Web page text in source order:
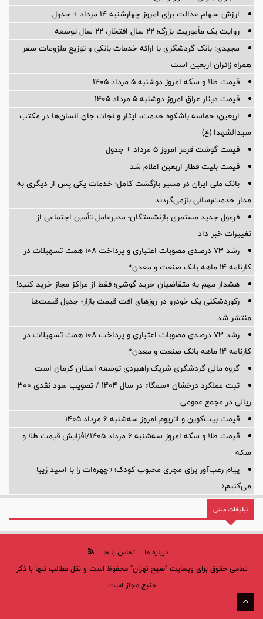
ارزش سهام عدالت برای امروز چهارشنبه ۱۴ مرداد + جدول
روایت یک مأموریت بزرگ؛ ۲۲ سال افتخار، ۲۲ سال توسعه
مجیدی: بانک گردشگری با ارائه خدمات بانکی و توزیع ملزومات سفر
همراه زائران اربعین است
قیمت طلا و سکه امروز دوشنبه ۵ مرداد ۱۴۰۵
قیمت دینار عراق امروز دوشنبه ۵ مرداد ۱۴۰۵
اربعین؛ حماسه باشکوه خدمت، ایثار و نجات جان انسان‌ها در مکتب
سیدالشهدا (ع)
قیمت گوشت قرمز امروز ۵ مرداد + جدول
قیمت بلیت قطار اربعین اعلام شد
بانک ملی ایران در مسیر بازگشت کامل؛ خدمات یکی پس از دیگری به
مدار خدمت‌رسانی بازمی‌گردند
فرمول جدید مستمری بازنشستگان؛ مدیرعامل تأمین اجتماعی از
تغییرات خبر داد
رشد ۷۳ درصدی مصوبات اعتباری و پرداخت ۱۰۸ همت تسهیلات در
کارنامه ۱۴ ماهه بانک صنعت و معدن*
هشدار مهم به متقاضیان خرید گوشی؛ فقط از مراکز مجاز خرید کنید!
رکوردشکنی یک خودرو در روزهای افت قیمت بازار؛ جدول قیمت‌ها
منتشر شد
رشد ۷۳ درصدی مصوبات اعتباری و پرداخت ۱۰۸ همت تسهیلات در
کارنامه ۱۴ ماهه بانک صنعت و معدن*
گروه مالی گردشگری شریک راهبردی توسعه استان کرمان است
ثبت عملکرد درخشان «سمگا» در سال ۱۴۰۴ / تصویب سود نقدی ۳۰۰
ریالی در مجمع عمومی
قیمت بیت‌کوین و اتریوم امروز سه‌شنبه ۶ مرداد ۱۴۰۵
قیمت طلا و سکه امروز سه‌شنبه ۶ مرداد ۱۴۰۵/افزایش قیمت طلا و
سکه
پیام رعب‌آور برای مجری محبوب کودک؛ «چهره‌ات را با اسید زیبا
می‌کنیم»
تبلیغات متنی
درباره ما
تماس با ما
تمامی حقوق برای وبسایت "صبح تهران" محفوظ است و نقل مطالب تنها با ذکر
منبع مجاز است